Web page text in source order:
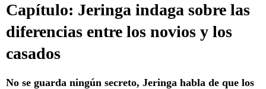
Capítulo: Jeringa indaga sobre las
diferencias entre los novios y los
casados
No se guarda ningún secreto, Jeringa habla de que los